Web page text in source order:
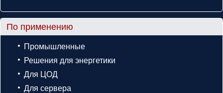
По применению
Промышленные
Решения для энергетики
Для ЦОД
Для сервера